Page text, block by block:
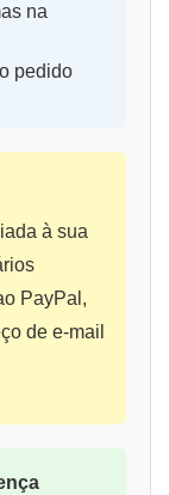
na
pedido
à sua
PayPal,
de e-mail